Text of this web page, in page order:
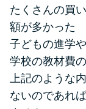
たくさんの買
額が多かった
子どもの進学
学校の教材費
上記のような
ないのであれ